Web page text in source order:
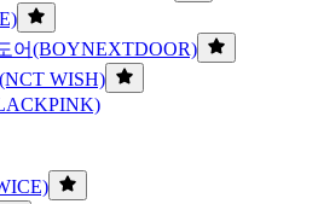
어(BOYNEXTDOOR)
WISH)